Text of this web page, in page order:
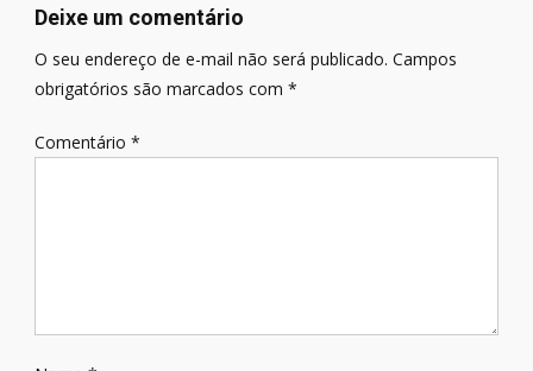
Deixe um comentário
O seu endereço de e-mail não será publicado. Campos
obrigatórios são marcados com *
Comentário *